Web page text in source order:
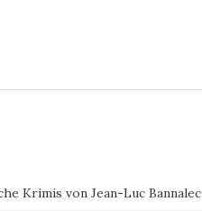
Krimis von Jean-Luc Bannalec